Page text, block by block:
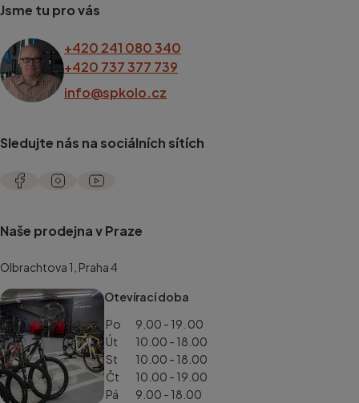
Jsme tu pro vás
+420 241 080 340
+420 737 377 739
info@spkolo.cz
Sledujte nás na sociálních sítích
Naše prodejna v Praze
Olbrachtova 1, Praha 4
Otevírací doba
Po
9.00 - 19. 00
Út
10.00 - 18.00
St
10.00 - 18.00
Čt
10.00 - 19.00
Pá
9.00 - 18.00